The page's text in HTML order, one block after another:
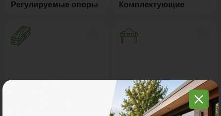
Регулируемые опоры Комплектующие
Маркизы и перголы